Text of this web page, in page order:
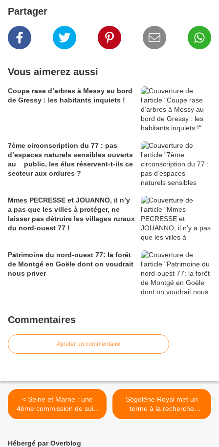
Partager
Vous aimerez aussi
Coupe rase d’arbres à Messy au bord
de Gressy : les habitants inquiets !
7ème circonscription du 77 : pas
d’espaces naturels sensibles ouverts
au public, les élus réservent-t-ils ce
secteur aux ordures ?
Mmes PECRESSE et JOUANNO, il n’y
a pas que les villes à protéger, ne
laisser pas détruire les villages ruraux
du nord-ouest 77 !
Patrimoine du nord-ouest 77: la forêt
de Montgé en Goële dont on voudrait
nous priver
Commentaires
Ajouter un commentaire
< Seine et Marne : une
4ème commission de suivi
de site qui n’est pas ouverte
Ségolène Royal met un
terme à la recherche
d'hydrocarbures dans le
Hébergé par Overblog